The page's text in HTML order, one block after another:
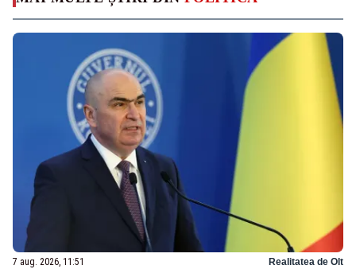
7 aug. 2026, 11:51 Realitatea de Olt